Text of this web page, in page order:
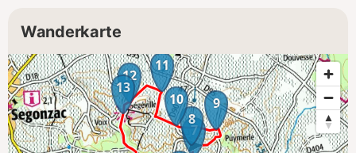
Wanderkarte
7
8
9
10
11
12
13